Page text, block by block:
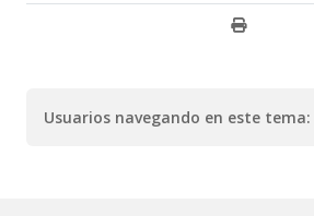
Usuarios navegando en este tema: